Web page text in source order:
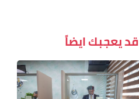
قد يعجبك ايضاً